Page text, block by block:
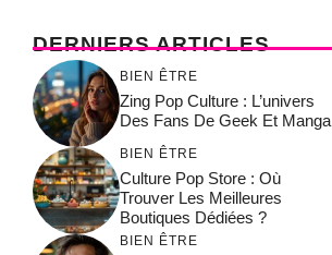
DERNIERS ARTICLES
BIEN ÊTRE
Zing Pop Culture : L’univers
Des Fans De Geek Et Manga
BIEN ÊTRE
Culture Pop Store : Où
Trouver Les Meilleures
Boutiques Dédiées ?
BIEN ÊTRE